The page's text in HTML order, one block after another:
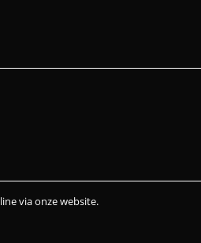
via onze website.